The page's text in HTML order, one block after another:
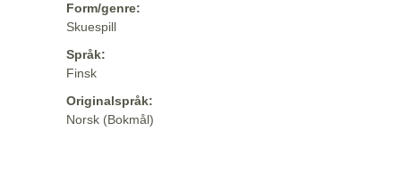
Form/genre:
Skuespill
Språk:
Finsk
Originalspråk:
Norsk (Bokmål)